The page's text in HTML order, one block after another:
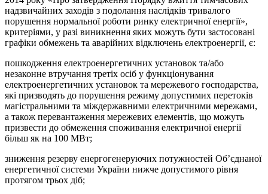
надзвичайних заходів з подолання наслідків тривалого
порушення нормальної роботи ринку електричної енергії»,
критеріями, у разі виникнення яких можуть бути застосовані
графіки обмежень та аварійних відключень електроенергії, є:
пошкодження електроенергетичних установок та/або
незаконне втручання третіх осіб у функціонування
електроенергетичних установок та мережевого господарства,
які призводять до порушення режиму допустимих перетоків
магістральними та міждержавними електричними мережами,
а також перевантаження мережевих елементів, що можуть
призвести до обмеження споживання електричної енергії
більш як на 100 МВт;
зниження резерву енергогенеруючих потужностей Об’єднаної
енергетичної системи України нижче допустимого рівня
протягом трьох діб;